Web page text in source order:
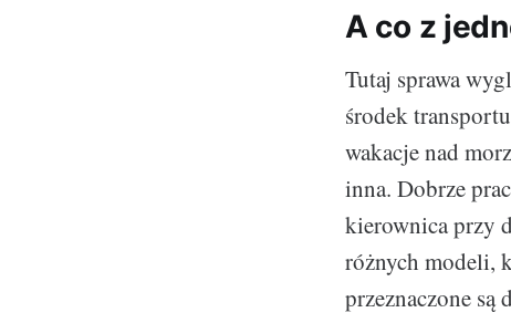
A co z
Tutaj sprawa
środek
wakacje nad
inna. Dobrze
kierownica przy
różnych modeli,
przeznaczone są